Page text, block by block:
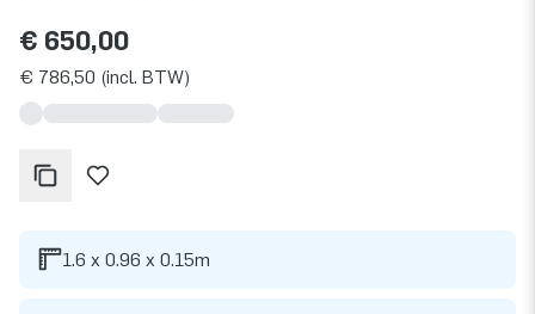
€ 650,00
€ 786,50 (incl. BTW)
1.6 x 0.96 x 0.15m